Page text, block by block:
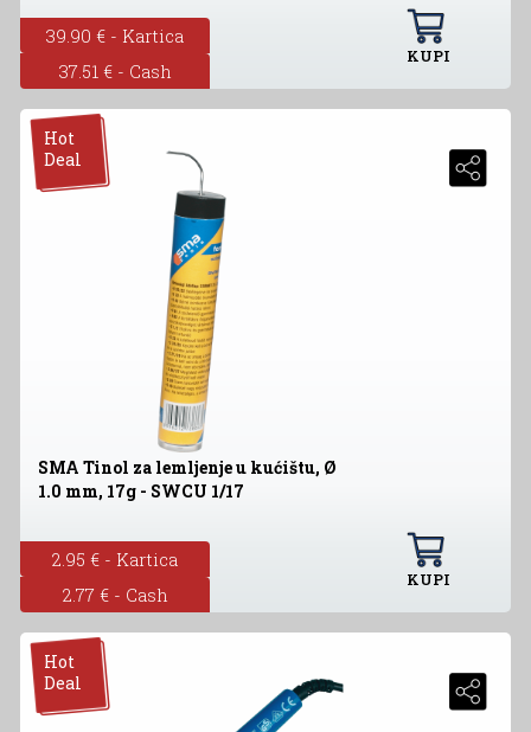
39.90 € - Kartica
37.51 € - Cash
KUPI
Hot
Deal
SMA Tinol za lemljenje u kućištu, Ø
1.0 mm, 17g - SWCU 1/17
2.95 € - Kartica
2.77 € - Cash
KUPI
Hot
Deal